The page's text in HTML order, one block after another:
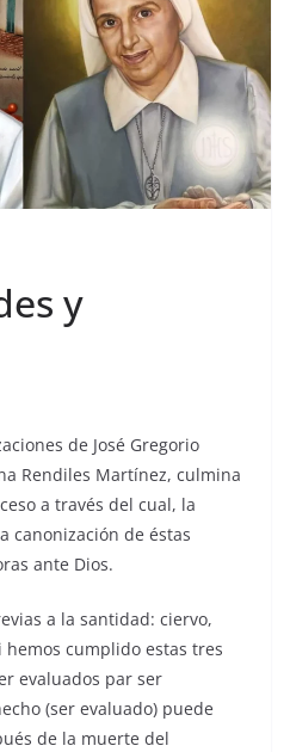
y
de José Gregorio
Rendiles Martínez, culmina
a través del cual, la
canonización de éstas
ante Dios.
a la santidad: ciervo,
hemos cumplido estas tres
evaluados par ser
(ser evaluado) puede
de la muerte del